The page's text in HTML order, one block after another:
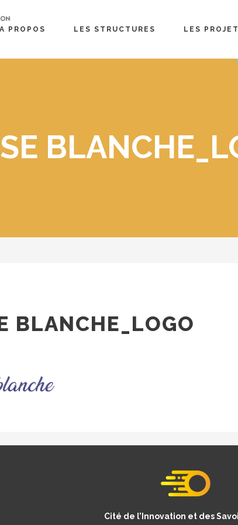
A PROPOS LES STRUCTURES LES
BLANCHE_LOGO
Cité de l’Innovation et des